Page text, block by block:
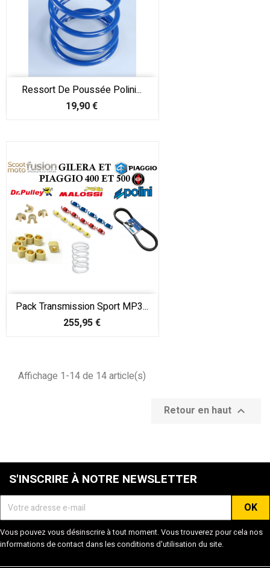
Ressort De Poussée Polini...
Prix
19,90 €
Pack Transmission Sport MP3...
Prix
255,95 €
Affichage 1-14 de 14 article(s)
Retour en haut 
S'INSCRIRE À NOTRE NEWSLETTER
Vous pouvez vous désinscrire à tout moment. Vous trouverez pour cela nos
informations de contact dans les conditions d'utilisation du site.